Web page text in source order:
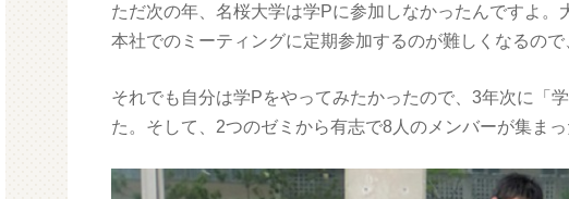
ただ次の年、名桜大学は学Pに参加しなかったんですよ。
本社でのミーティングに定期参加するのが難しくなるので
それでも自分は学Pをやってみたかったので、3年次に「
た。そして、2つのゼミから有志で8人のメンバーが集まっ